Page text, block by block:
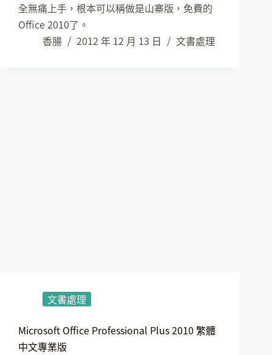
全無痛上手，根本可以稱做是山寨版，免費的
Office 2010了。
香腸
2012 年 12 月 13 日 文書處理
文書處理
Microsoft Office Professional Plus 2010 繁體
中文專業版